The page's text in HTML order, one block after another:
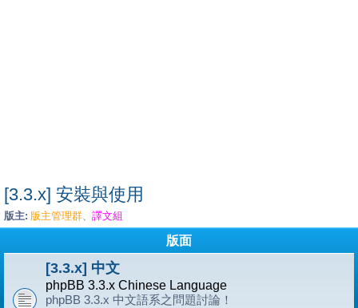
[3.3.x] 安裝與使用
版主: 版主管理群、 譯文組
版面
[3.3.x] 中文
phpBB 3.3.x Chinese Language
phpBB 3.3.x 中文語系之問題討論！